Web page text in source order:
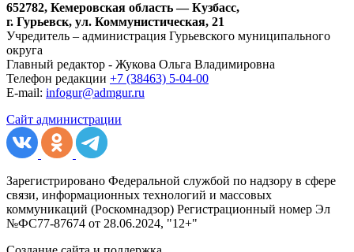
652782, Кемеровская область — Кузбасс,
г. Гурьевск, ул. Коммунистическая, 21
Учредитель – администрация Гурьевского муниципального
округа
Главный редактор - Жукова Ольга Владимировна
Телефон редакции +7 (38463) 5-04-00
E-mail: infogur@admgur.ru
Сайт администрации
Зарегистрировано Федеральной службой по надзору в сфере
связи, информационных технологий и массовых
коммуникаций (Роскомнадзор) Регистрационный номер Эл
№ФС77-87674 от 28.06.2024, "12+"